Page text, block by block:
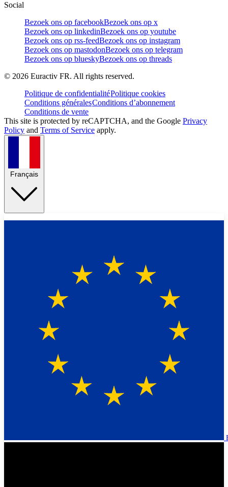
Social
Bezoek ons op facebookBezoek ons op x
Bezoek ons op linkedinBezoek ons op youtube
Bezoek ons op rss-feedBezoek ons op instagram
Bezoek ons op mastodonBezoek ons op telegram
Bezoek ons op blueskyBezoek ons op threads
© 2026 Euractiv FR. All rights reserved.
Politique de confidentialitéPolitique cookies
Conditions généralesConditions d’abonnement
Conditions de vente
This site is protected by reCAPTCHA, and the Google Privacy
Policy and Terms of Service apply.
Français